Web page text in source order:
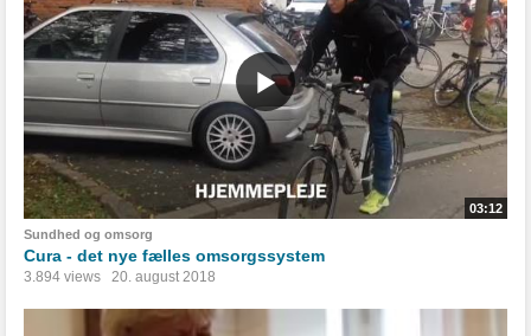
03:12
Sundhed og omsorg
Cura - det nye fælles omsorgssystem
3.894 views 20. august 2018